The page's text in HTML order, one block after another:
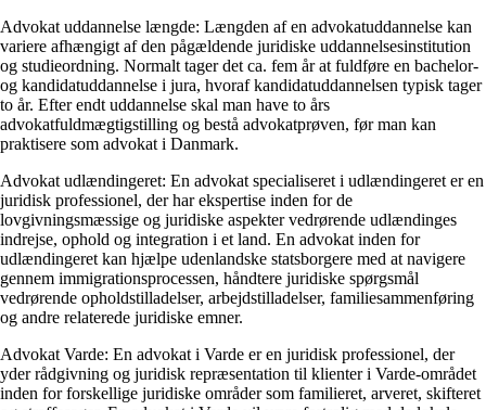
Advokat uddannelse længde: Længden af en advokatuddannelse kan
variere afhængigt af den pågældende juridiske uddannelsesinstitution
og studieordning. Normalt tager det ca. fem år at fuldføre en bachelor-
og kandidatuddannelse i jura, hvoraf kandidatuddannelsen typisk tager
to år. Efter endt uddannelse skal man have to års
advokatfuldmægtigstilling og bestå advokatprøven, før man kan
praktisere som advokat i Danmark.
Advokat udlændingeret: En advokat specialiseret i udlændingeret er en
juridisk professionel, der har ekspertise inden for de
lovgivningsmæssige og juridiske aspekter vedrørende udlændinges
indrejse, ophold og integration i et land. En advokat inden for
udlændingeret kan hjælpe udenlandske statsborgere med at navigere
gennem immigrationsprocessen, håndtere juridiske spørgsmål
vedrørende opholdstilladelser, arbejdstilladelser, familiesammenføring
og andre relaterede juridiske emner.
Advokat Varde: En advokat i Varde er en juridisk professionel, der
yder rådgivning og juridisk repræsentation til klienter i Varde-området
inden for forskellige juridiske områder som familieret, arveret, skifteret